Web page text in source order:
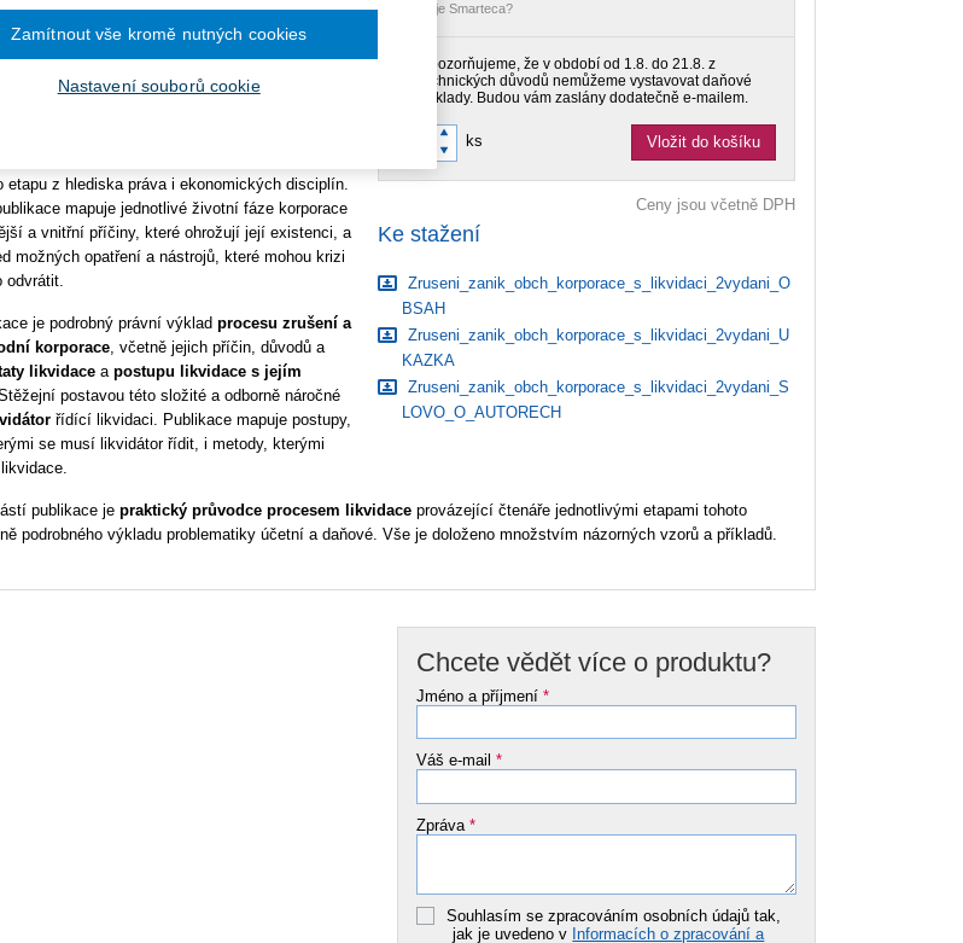
Co je Smarteca?
Upozorňujeme, že v období od 1.8. do 21.8. z
technických důvodů nemůžeme vystavovat daňové
doklady. Budou vám zaslány dodatečně e-mailem.
ks Vložit do košíku
Ceny jsou včetně DPH
Ke stažení
Zruseni_zanik_obch_korporace_s_likvidaci_2vydani_O
BSAH
Zruseni_zanik_obch_korporace_s_likvidaci_2vydani_U
KAZKA
Zruseni_zanik_obch_korporace_s_likvidaci_2vydani_S
LOVO_O_AUTORECH
978-80-7676-572-6
etapu z hlediska práva i ekonomických disciplín.
mapuje jednotlivé životní fáze korporace
a vnitřní příčiny, které ohrožují její existenci, a
možných opatření a nástrojů, které mohou krizi
odvrátit.
je podrobný právní výkladprocesu zrušení a
korporace, včetně jejich příčin, důvodů a
likvidace apostupu likvidace s jejím
postavou této složité a odborně náročné
řídící likvidaci. Publikace mapuje postupy,
se musí likvidátor řídit, i metody, kterými
publikace jepraktický průvodce procesem likvidace provázející čtenáře jednotlivými etapami tohoto
podrobného výkladu problematiky účetní a daňové. Vše je doloženo množstvím názorných vzorů a příkladů.
Chcete vědět více o produktu?
Jméno a příjmení*
Váš e-mail*
Zpráva*
Souhlasím se zpracováním osobních údajů tak,
jak je uvedeno v Informacích o zpracování a
Nastavení souborů cookie
Zamítnout vše kromě nutných cookies